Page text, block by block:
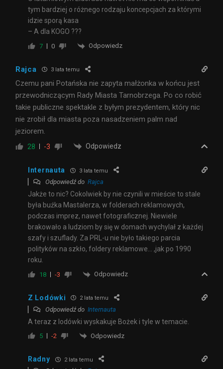
tym bardziej o różnego rodzaju koncepcjach za którymi
idzie sporą kasa
– A dla KOGO ???
7 0 Odpowiedz
Rajca 3 lata temu
Czemu pani Potańska nie zapyta małżonka w końcu jest
przewodniczącym Rady Miasta Tarnobrzega. Po co robić
takie publiczne spektakle z byłym prezydentem, który nic
nie zrobił dla miasta poza nasadzeniem palm nad
jeziorem.
28 -3 Odpowiedz
Internauta 3 lata temu
Odpowiedź do Rajca
Jakże to nic? Cokolwiek by nie czynili w mieście to stale
była buźka Mastalerza, w folderach reklamowych,
podczas imprez, nawet fotograficznej. Niewiele
brakowało a ludziom by się w domach wychylał z każdej
szafy i szuflady. Za PRL-u nie było takiego parcia
polityków na szkło, foldery reklamowe… ,jak po 1990
roku.
18 -3 Odpowiedz
Z Lodówki 2 lata temu
Odpowiedź do Internauta
A teraz z lodówki wyskakuje Bożek i tyle w temacie.
5 -2 Odpowiedz
Radny 2 lata temu